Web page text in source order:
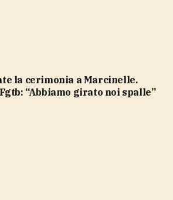
“Abbiamo girato noi spalle”